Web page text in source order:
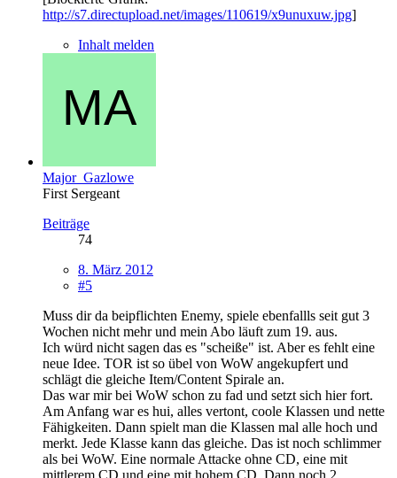
http://s7.directupload.net/images/110619/x9unuxuw.jpg]
Inhalt melden
Major_Gazlowe
First Sergeant
Beiträge
74
8. März 2012
#5
Muss dir da beipflichten Enemy, spiele ebenfallls seit gut 3
Wochen nicht mehr und mein Abo läuft zum 19. aus.
Ich würd nicht sagen das es "scheiße" ist. Aber es fehlt eine
neue Idee. TOR ist so übel von WoW angekupfert und
schlägt die gleiche Item/Content Spirale an.
Das war mir bei WoW schon zu fad und setzt sich hier fort.
Am Anfang war es hui, alles vertont, coole Klassen und nette
Fähigkeiten. Dann spielt man die Klassen mal alle hoch und
merkt. Jede Klasse kann das gleiche. Das ist noch schlimmer
als bei WoW. Eine normale Attacke ohne CD, eine mit
mittlerem CD und eine mit hohem CD. Dann noch 2